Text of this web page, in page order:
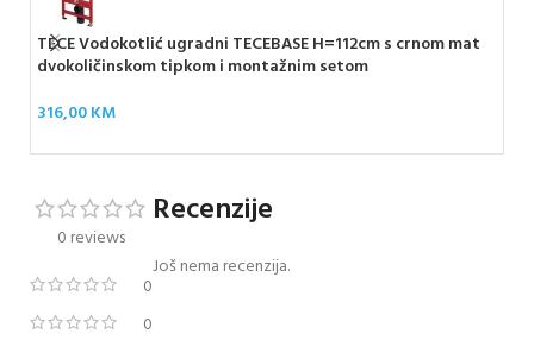
TECE Vodokotlić ugradni TECEBASE H=112cm s crnom mat
dvokoličinskom tipkom i montažnim setom
316,00KM
0 reviews
0
0
Recenzije
Još nema recenzija.